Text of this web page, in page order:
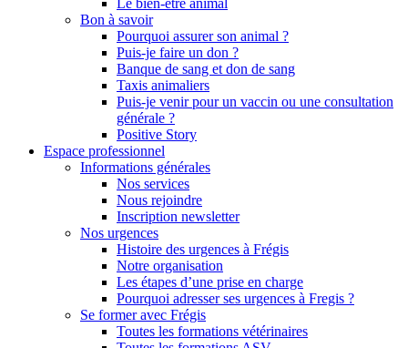
Le bien-être animal
Bon à savoir
Pourquoi assurer son animal ?
Puis-je faire un don ?
Banque de sang et don de sang
Taxis animaliers
Puis-je venir pour un vaccin ou une consultation
générale ?
Positive Story
Espace professionnel
Informations générales
Nos services
Nous rejoindre
Inscription newsletter
Nos urgences
Histoire des urgences à Frégis
Notre organisation
Les étapes d’une prise en charge
Pourquoi adresser ses urgences à Fregis ?
Se former avec Frégis
Toutes les formations vétérinaires